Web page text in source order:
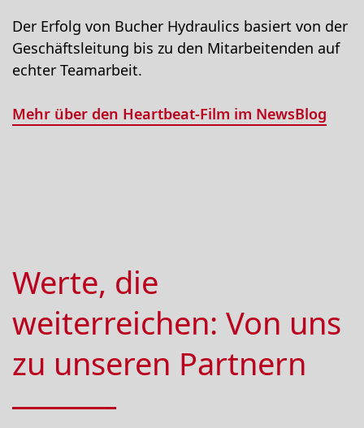
Der Erfolg von Bucher Hydraulics basiert von der
Geschäftsleitung bis zu den Mitarbeitenden auf
echter Teamarbeit.
Mehr über den Heartbeat-Film im NewsBlog
Werte, die
weiterreichen: Von uns
zu unseren Partnern